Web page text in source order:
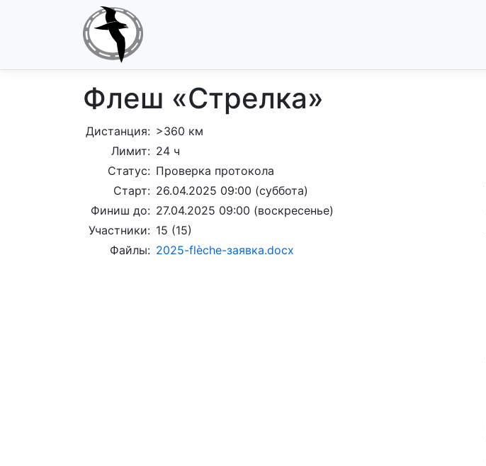
Флеш «Стрелка»
Дистанция: >360 км
Лимит: 24 ч
Статус: Проверка протокола
Старт: 26.04.2025 09:00 (суббота)
Финиш до: 27.04.2025 09:00 (воскресенье)
Участники: 15 (15)
Файлы: 2025-flèche-заявка.docx